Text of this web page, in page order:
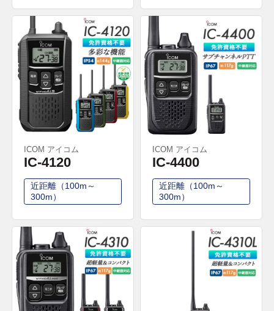
ICOM アイコム
IC-4120
近距離（100m～
300m）
ICOM アイコム
IC-4400
近距離（100m～
300m）